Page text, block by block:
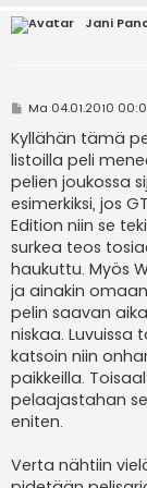
Jani
V
e
s
t
i
Ma 04.01.2010
Kyllähän tämä
listoilla peli
pelien joukossa
esimerkiksi, jos
Edition niin se
surkea teos
haukuttu. Myös
ja ainakin
pelin saavan
niskaa. Luvuissa
katsoin niin
paikkeilla.
pelaajastahan
eniten.
Verta nähtiin